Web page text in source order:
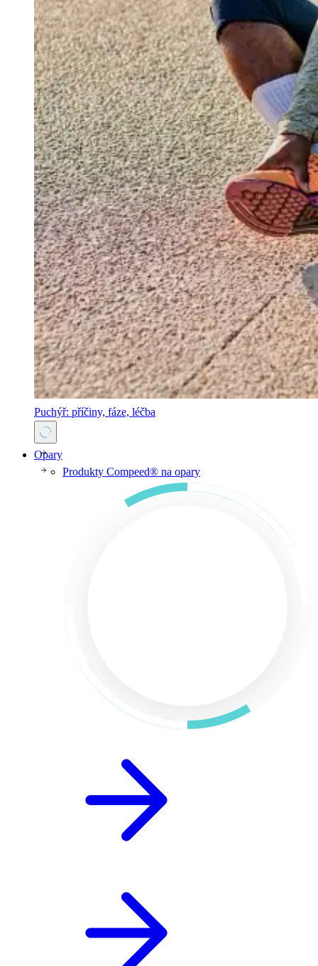
Puchýř: příčiny, fáze, léčba
Opary
Produkty Compeed® na opary